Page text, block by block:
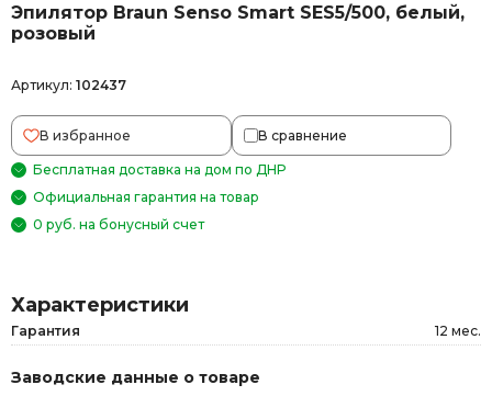
Эпилятор Braun Senso Smart SES5/500, белый,
розовый
Артикул: 102437
В избранное В сравнение
Бесплатная доставка на дом по ДНР
Официальная гарантия на товар
0 руб. на бонусный счет
Характеристики
Гарантия 12 мес.
Заводские данные о товаре